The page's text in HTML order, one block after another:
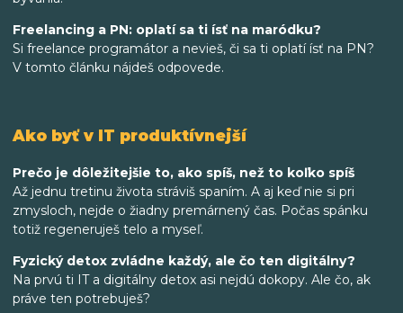
Freelancing a PN: oplatí sa ti ísť na maródku?
Si freelance programátor a nevieš, či sa ti oplatí ísť na PN?
V tomto článku nájdeš odpovede.
Ako byť v IT produktívnejší
Prečo je dôležitejšie to, ako spíš, než to koľko spíš
Až jednu tretinu života stráviš spaním. A aj keď nie si pri
zmysloch, nejde o žiadny premárnený čas. Počas spánku
totiž regeneruješ telo a myseľ.
Fyzický detox zvládne každý, ale čo ten digitálny?
Na prvú ti IT a digitálny detox asi nejdú dokopy. Ale čo, ak
práve ten potrebuješ?